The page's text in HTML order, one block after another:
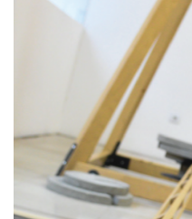
делите наш
Кликните